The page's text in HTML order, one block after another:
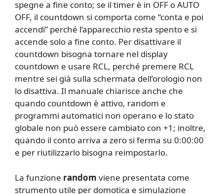
spegne a fine conto; se il timer è in OFF o AUTO
OFF, il countdown si comporta come “conta e poi
accendi” perché l’apparecchio resta spento e si
accende solo a fine conto. Per disattivare il
countdown bisogna tornare nel display
countdown e usare RCL, perché premere RCL
mentre sei già sulla schermata dell’orologio non
lo disattiva. Il manuale chiarisce anche che
quando countdown è attivo, random e
programmi automatici non operano e lo stato
globale non può essere cambiato con +1; inoltre,
quando il conto arriva a zero si ferma su 0:00:00
e per riutilizzarlo bisogna reimpostarlo.
La funzione random viene presentata come
strumento utile per domotica e simulazione